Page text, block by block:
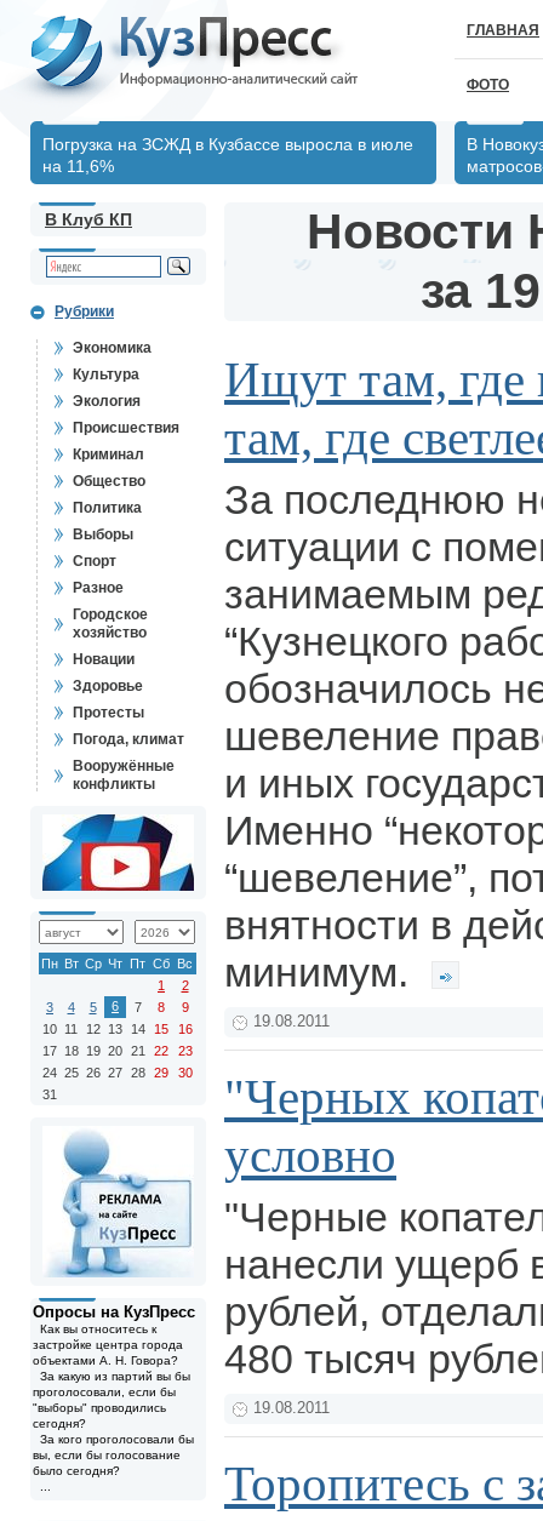
ГЛАВНАЯ
ФОТО
Погрузка на ЗСЖД в Кузбассе выросла в июле
на 11,6%
В
В Клуб КП
Рубрики
Экономика
Культура
Экология
Происшествия
Криминал
Общество
Политика
Выборы
Спорт
Разное
Городское
хозяйство
Новации
Здоровье
Протесты
Погода, климат
Вооружённые
конфликты
Пн Вт Ср Чт Пт Сб Вс
1
2
3
4 5 6 7 8
9
10 11 12 13 14 15
16
17 18 19 20 21 22
23
24 25 26 27 28 29
30
31
Опросы на КузПресс
Как вы относитесь к
застройке центра города
объектами А. Н. Говора?
За какую из партий вы бы
проголосовали, если бы
"выборы" проводились
сегодня?
За кого проголосовали бы
вы, если бы голосование
было сегодня?
Новости
за
Ищут там, где
там, где
За последнюю
ситуации с
занимаемым
“Кузнецкого
обозначилось
шевеление
и иных
Именно
“шевеление”,
внятности в
минимум.
19.08.2011
"Черных
условно
"Черные
нанесли ущерб
рублей,
480 тысяч
19.08.2011
Торопитесь с